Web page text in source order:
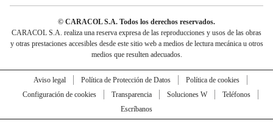
© CARACOL S.A. Todos los derechos reservados.
CARACOL S.A. realiza una reserva expresa de las reproducciones y usos de las obras
y otras prestaciones accesibles desde este sitio web a medios de lectura mecánica u otros
medios que resulten adecuados.
Aviso legal Política de Protección de Datos
Política de cookies
Configuración de cookies
Transparencia Soluciones W
Teléfonos
Escríbanos